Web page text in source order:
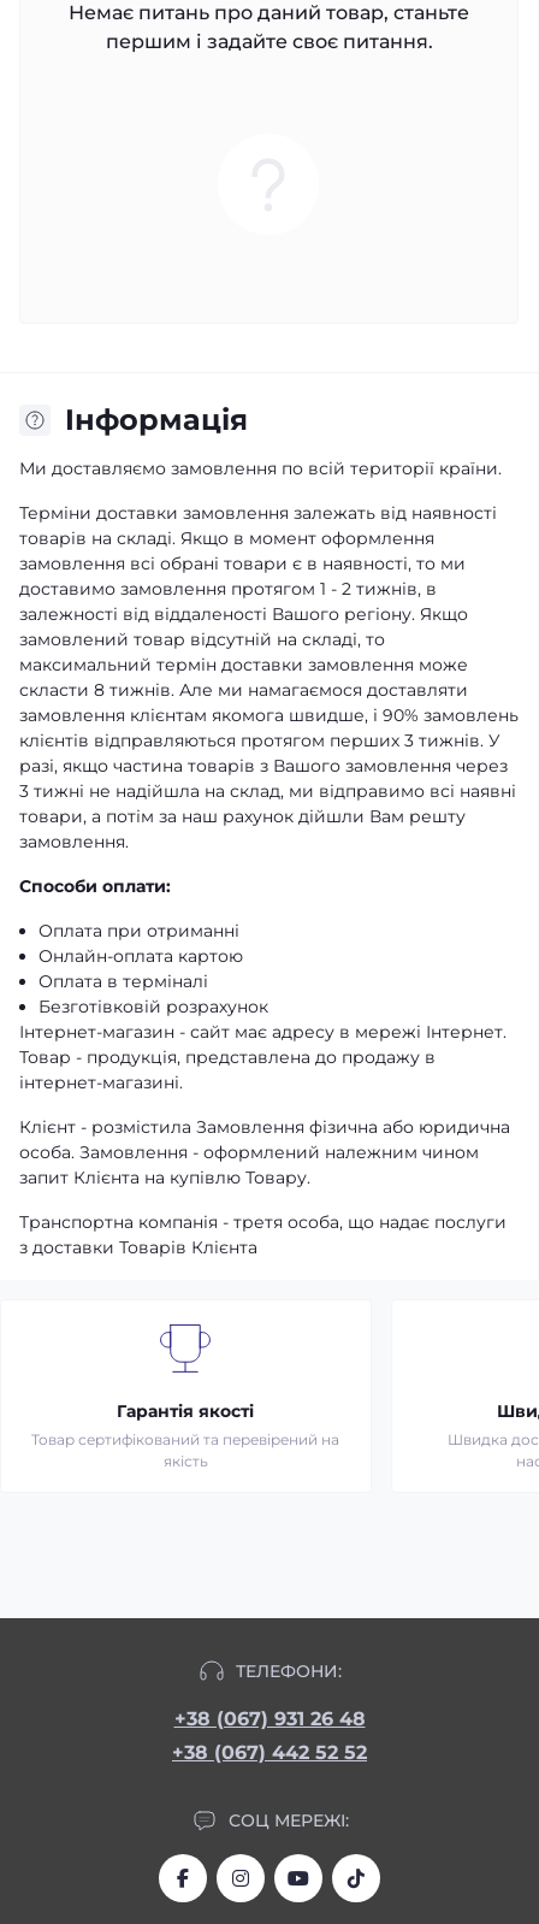
Немає питань про даний товар, станьте
першим і задайте своє питання.
Iнформація
Ми доставляємо замовлення по всій території країни.
Терміни доставки замовлення залежать від наявності
товарів на складі. Якщо в момент оформлення
замовлення всі обрані товари є в наявності, то ми
доставимо замовлення протягом 1 - 2 тижнів, в
залежності від віддаленості Вашого регіону. Якщо
замовлений товар відсутній на складі, то
максимальний термін доставки замовлення може
скласти 8 тижнів. Але ми намагаємося доставляти
замовлення клієнтам якомога швидше, і 90% замовлень
клієнтів відправляються протягом перших 3 тижнів. У
разі, якщо частина товарів з Вашого замовлення через
3 тижні не надійшла на склад, ми відправимо всі наявні
товари, а потім за наш рахунок дійшли Вам решту
замовлення.
Способи оплати:
Оплата при отриманні
Онлайн-оплата картою
Оплата в терміналі
Безготівковій розрахунок
Інтернет-магазин - сайт має адресу в мережі Інтернет.
Товар - продукція, представлена ​​до продажу в
інтернет-магазині.
Клієнт - розмістила Замовлення фізична або юридична
особа. Замовлення - оформлений належним чином
запит Клієнта на купівлю Товару.
Транспортна компанія - третя особа, що надає послуги
з доставки Товарів Клієнта
Гарантія якості
Товар сертифікований та перевірений на
якість
Швидка
ТЕЛЕФОНИ:
+38 (067) 931 26 48
+38 (067) 442 52 52
СОЦ МЕРЕЖІ: